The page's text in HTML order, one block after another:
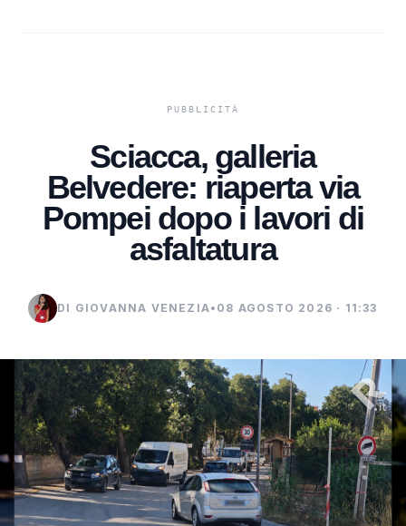
Sciacca, galleria
Belvedere: riaperta via
Pompei dopo i lavori di
asfaltatura
DI GIOVANNA VENEZIA• 08 AGOSTO 2026 · 11:33